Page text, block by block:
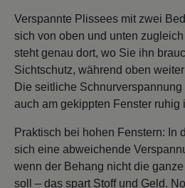
Verspannte Plissees mit zwei
sich von oben und unten
steht genau dort, wo Sie ihn
Sichtschutz, während oben
Die seitliche
auch am gekippten Fenster ruhig
Praktisch bei hohen Fenstern: In
sich eine abweichende
wenn der Behang nicht die
soll – das spart Stoff und Geld.